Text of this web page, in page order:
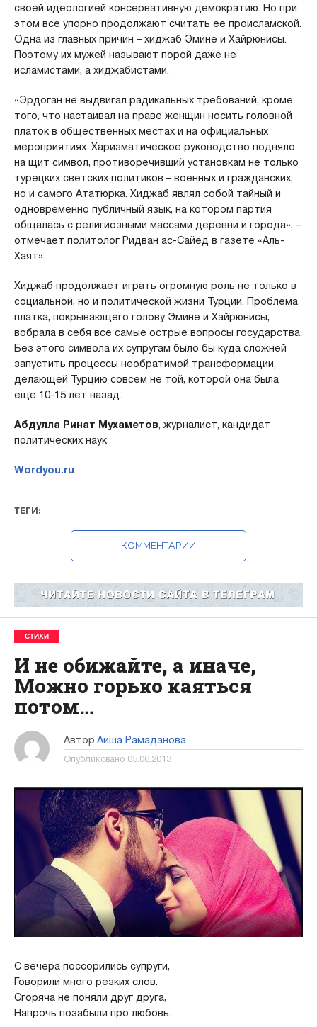
своей идеологией консервативную демократию. Но при
этом все упорно продолжают считать ее происламской.
Одна из главных причин – хиджаб Эмине и Хайрюнисы.
Поэтому их мужей называют порой даже не
исламистами, а хиджабистами.
«Эрдоган не выдвигал радикальных требований, кроме
того, что настаивал на праве женщин носить головной
платок в общественных местах и на официальных
мероприятиях. Харизматическое руководство подняло
на щит символ, противоречивший установкам не только
турецких светских политиков – военных и гражданских,
но и самого Ататюрка. Хиджаб являл собой тайный и
одновременно публичный язык, на котором партия
общалась с религиозными массами деревни и города», –
отмечает политолог Ридван ас-Сайед в газете «Аль-
Хаят».
Хиджаб продолжает играть огромную роль не только в
социальной, но и политической жизни Турции. Проблема
платка, покрывающего голову Эмине и Хайрюнисы,
вобрала в себя все самые острые вопросы государства.
Без этого символа их супругам было бы куда сложней
запустить процессы необратимой трансформации,
делающей Турцию совсем не той, которой она была
еще 10-15 лет назад.
Абдулла Ринат Мухаметов, журналист, кандидат
политических наук
Wordyou.ru
ТЕГИ:
КОММЕНТАРИИ
СТИХИ
И не обижайте, а иначе,
Можно горько каяться
потом…
Автор Аиша Рамаданова
Опубликовано 05.06.2013
С вечера поссорились супруги,
Говорили много резких слов.
Сгоряча не поняли друг друга,
Напрочь позабыли про любовь.